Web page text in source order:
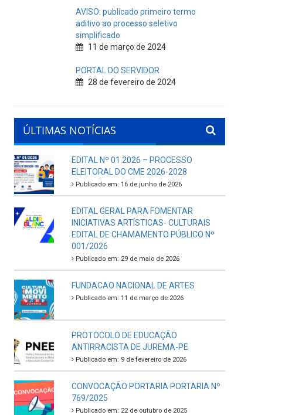
AVISO: publicado primeiro termo
aditivo ao processo seletivo
simplificado
11 de março de 2024
PORTAL DO SERVIDOR
28 de fevereiro de 2024
ÚLTIMAS NOTÍCIAS
EDITAL Nº 01.2026 – PROCESSO
ELEITORAL DO CME 2026-2028
Publicado em: 16 de junho de 2026
EDITAL GERAL PARA FOMENTAR
INICIATIVAS ARTÍSTICAS- CULTURAIS
EDITAL DE CHAMAMENTO PÚBLICO Nº
001/2026
Publicado em: 29 de maio de 2026
FUNDACAO NACIONAL DE ARTES
Publicado em: 11 de março de 2026
PROTOCOLO DE EDUCAÇÃO
ANTIRRACISTA DE JUREMA-PE
Publicado em: 9 de fevereiro de 2026
CONVOCAÇÃO PORTARIA PORTARIA Nº
769/2025
Publicado em: 22 de outubro de 2025